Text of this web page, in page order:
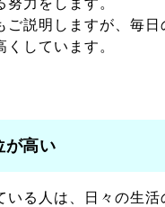
ご説明しますが、毎
しています。
が高い
いる人は、日々の生活